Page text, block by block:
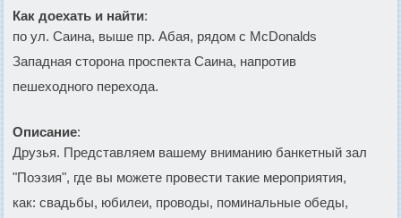
Как доехать и найти:
по ул. Саина, выше пр. Абая, рядом с McDonalds
Западная сторона проспекта Саина, напротив
пешеходного перехода.
Описание:
Друзья. Представляем вашему вниманию банкетный зал
"Поэзия", где вы можете провести такие мероприятия,
как: свадьбы, юбилеи, проводы, поминальные обеды,